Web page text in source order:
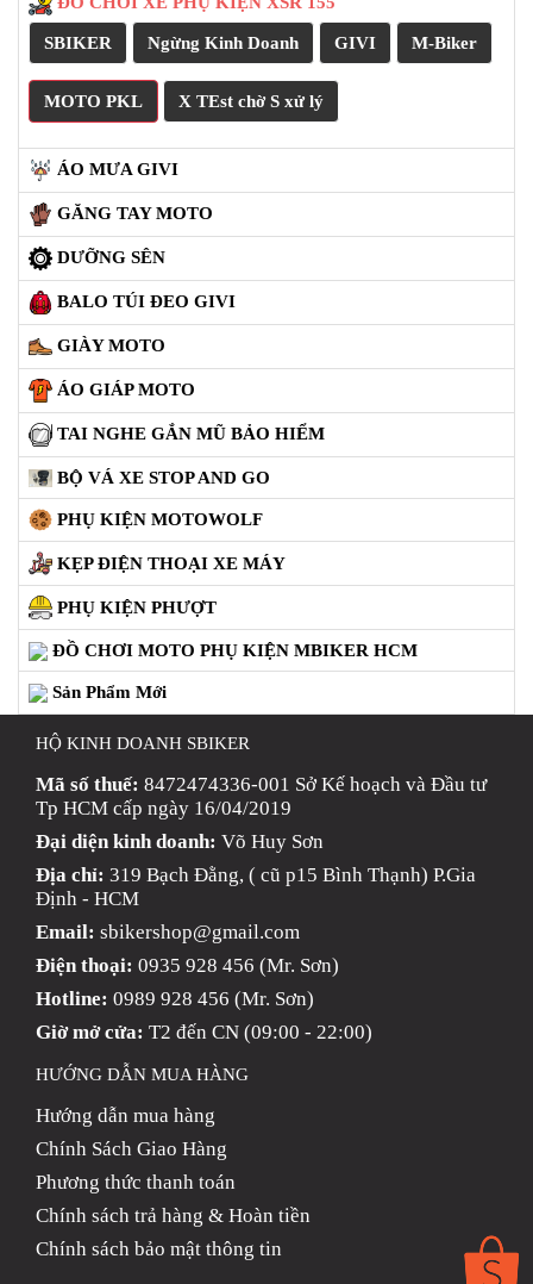
ĐỒ
CHƠI
XE
PHỤ
KIỆN
XSR
155
ÁO
MƯA
GIVI
GĂNG
TAY
MOTO
DƯỠNG
SÊN
BALO
TÚI
ĐEO
GIVI
GIÀY
MOTO
ÁO
GIÁP
MOTO
TAI
GẮN
MŨ
BẢO
HIỂM
BỘ
VÁ
XE
STOP
AND
GO
PHỤ
MOTOWOLF
ĐIỆN
THOẠI
XE
MÁY
SBIKER Ngừng Kinh Doanh GIVI M-Biker
MOTO PKL X TEst chờ S xử lý
ÁO MƯA GIVI
GĂNG TAY MOTO
DƯỠNG SÊN
BALO TÚI ĐEO GIVI
GIÀY MOTO
ÁO GIÁP MOTO
TAI NGHE GẮN MŨ BẢO HIỂM
BỘ VÁ XE STOP AND GO
PHỤ KIỆN MOTOWOLF
KẸP ĐIỆN THOẠI XE MÁY
PHỤ KIỆN PHƯỢT
ĐỒ CHƠI MOTO PHỤ KIỆN MBIKER HCM
Sản Phẩm Mới
HỘ KINH DOANH SBIKER
Mã số thuế: 8472474336-001 Sở Kế hoạch và Đầu tư
Tp HCM cấp ngày 16/04/2019
Đại diện kinh doanh: Võ Huy Sơn
Địa chỉ: 319 Bạch Đằng, ( cũ p15 Bình Thạnh) P.Gia
Định - HCM
Email: sbikershop@gmail.com
Điện thoại: 0935 928 456 (Mr. Sơn)
Hotline: 0989 928 456 (Mr. Sơn)
Giờ mở cửa: T2 đến CN (09:00 - 22:00)
HƯỚNG DẪN MUA HÀNG
Hướng dẫn mua hàng
Chính Sách Giao Hàng
Phương thức thanh toán
Chính sách trả hàng & Hoàn tiền
Chính sách bảo mật thông tin